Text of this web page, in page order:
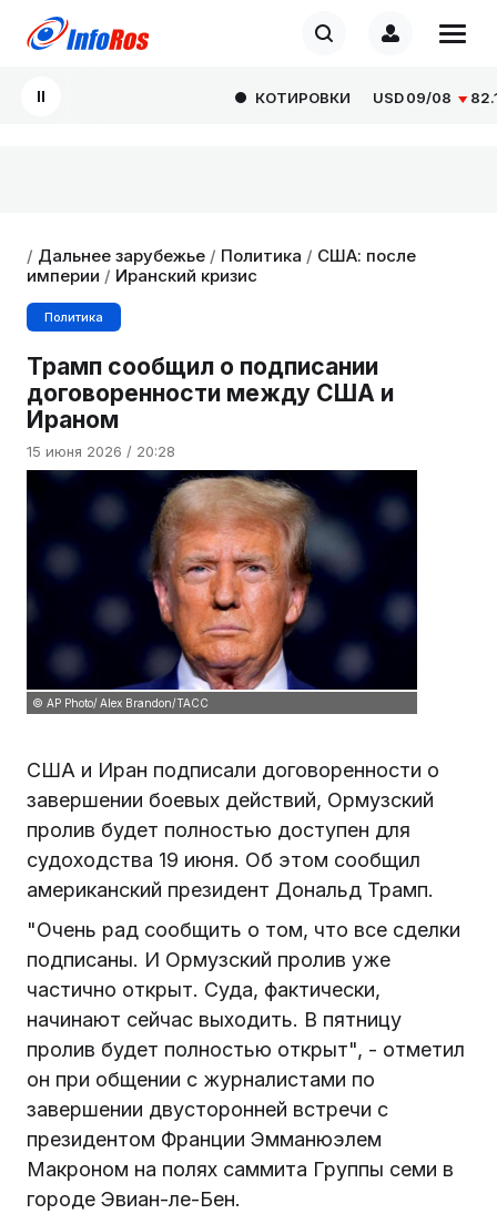
КОТИРОВКИ USD09/08
/ Дальнее зарубежье / Политика / США: после
империи / Иранский кризис
Политика
Трамп сообщил о подписании
договоренности между США и
Ираном
15 июня 2026 / 20:28
© AP Photo/ Alex Brandon/ТАСС
США и Иран подписали договоренности о
завершении боевых действий, Ормузский
пролив будет полностью доступен для
судоходства 19 июня. Об этом сообщил
американский президент Дональд Трамп.
"Очень рад сообщить о том, что все сделки
подписаны. И Ормузский пролив уже
частично открыт. Суда, фактически,
начинают сейчас выходить. В пятницу
пролив будет полностью открыт", - отметил
он при общении с журналистами по
завершении двусторонней встречи с
президентом Франции Эмманюэлем
Макроном на полях саммита Группы семи в
городе Эвиан-ле-Бен.